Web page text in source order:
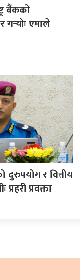
बैंकको
गर्‍योः एमाले
दुरुपयोग र वित्तीय
प्रवक्ता